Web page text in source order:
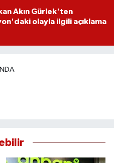
Akın Gürlek'ten
olayla ilgili açıklama